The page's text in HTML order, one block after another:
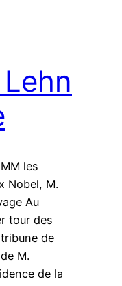
les
Nobel, M.
Au
tour des
de
M.
de la